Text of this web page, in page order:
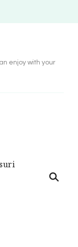
enjoy with your